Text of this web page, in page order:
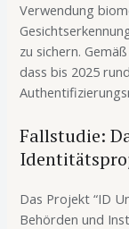
Verwendung
zu sichern.
dass bis 2025
Fallstudie:
Das Projekt “ID
Behörden und